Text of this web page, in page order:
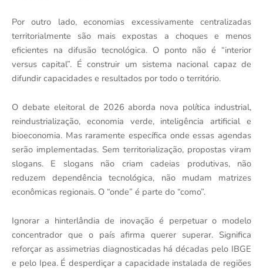
Por outro lado, economias excessivamente centralizadas
territorialmente são mais expostas a choques e menos
eficientes na difusão tecnológica. O ponto não é “interior
versus capital”. É construir um sistema nacional capaz de
difundir capacidades e resultados por todo o território.
O debate eleitoral de 2026 aborda nova política industrial,
reindustrialização, economia verde, inteligência artificial e
bioeconomia. Mas raramente específica onde essas agendas
serão implementadas. Sem territorialização, propostas viram
slogans. E slogans não criam cadeias produtivas, não
reduzem dependência tecnológica, não mudam matrizes
econômicas regionais. O “onde” é parte do “como”.
Ignorar a hinterlândia de inovação é perpetuar o modelo
concentrador que o país afirma querer superar. Significa
reforçar as assimetrias diagnosticadas há décadas pelo IBGE
e pelo Ipea. É desperdiçar a capacidade instalada de regiões